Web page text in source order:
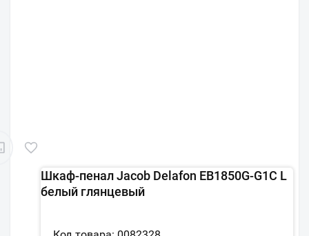
Шкаф-пенал Jacob Delafon EB1850G-G1C L
белый глянцевый